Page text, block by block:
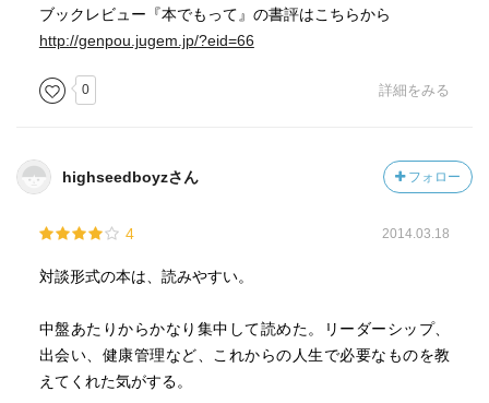
ブックレビュー『本でもって』の書評はこちらから
http://genpou.jugem.jp/?eid=66
0 詳細をみる
highseedboyzさん フォロー
4 2014.03.18
対談形式の本は、読みやすい。
中盤あたりからかなり集中して読めた。リーダーシップ、
出会い、健康管理など、これからの人生で必要なものを教
えてくれた気がする。